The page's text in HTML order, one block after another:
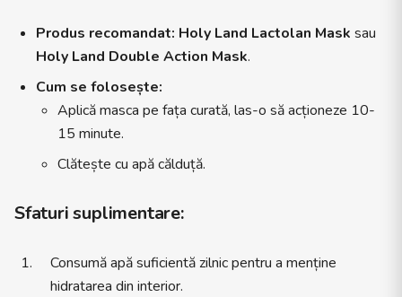
Produs recomandat: Holy Land Lactolan Mask sau
Holy Land Double Action Mask.
Cum se folosește:
Aplică masca pe fața curată, las-o să acționeze 10-
15 minute.
Clătește cu apă călduță.
Sfaturi suplimentare:
Consumă apă suficientă zilnic pentru a menține
hidratarea din interior.